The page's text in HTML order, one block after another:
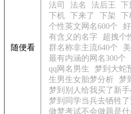
随便看
法司
法名 法后王 下
下机 下来了 下架 下
个性英文网名600个
有含义的名字
超拽个
群名称非主流640个
最有内涵的网名300个
qq网名男生
梦到大蛇
生男生女胎梦分析
梦
梦到别人给我买了新
梦到同学当兵去牺牲
做梦考试不会做题是